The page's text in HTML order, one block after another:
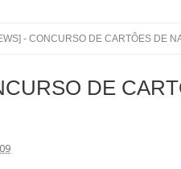
- CONCURSO DE CARTÔES DE
DE